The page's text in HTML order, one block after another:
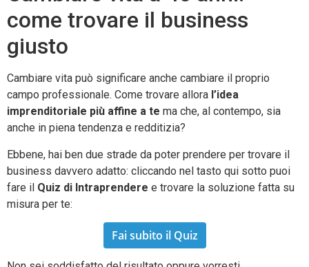
come trovare il business
giusto
Cambiare vita può significare anche cambiare il proprio
campo professionale. Come trovare allora l’idea
imprenditoriale più affine a te ma che, al contempo, sia
anche in piena tendenza e redditizia?
Ebbene, hai ben due strade da poter prendere per trovare il
business davvero adatto: cliccando nel tasto qui sotto puoi
fare il Quiz di Intraprendere e trovare la soluzione fatta su
misura per te:
Fai subito il Quiz